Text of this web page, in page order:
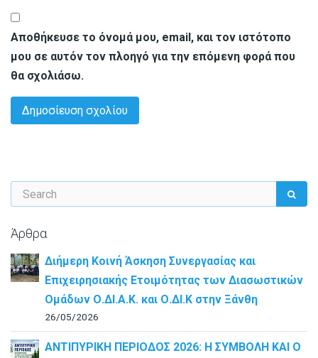
Αποθήκευσε το όνομά μου, email, και τον ιστότοπο
μου σε αυτόν τον πλοηγό για την επόμενη φορά που
θα σχολιάσω.
Άρθρα
Διήμερη Κοινή Άσκηση Συνεργασίας και
Επιχειρησιακής Ετοιμότητας των Διασωστικών
Ομάδων Ο.ΔΙ.Α.Κ. και Ο.ΔΙ.Κ στην Ξάνθη
26/05/2026
ΑΝΤΙΠΥΡΙΚΗ ΠΕΡΙΟΔΟΣ 2026: Η ΣΥΜΒΟΛΗ ΚΑΙ Ο